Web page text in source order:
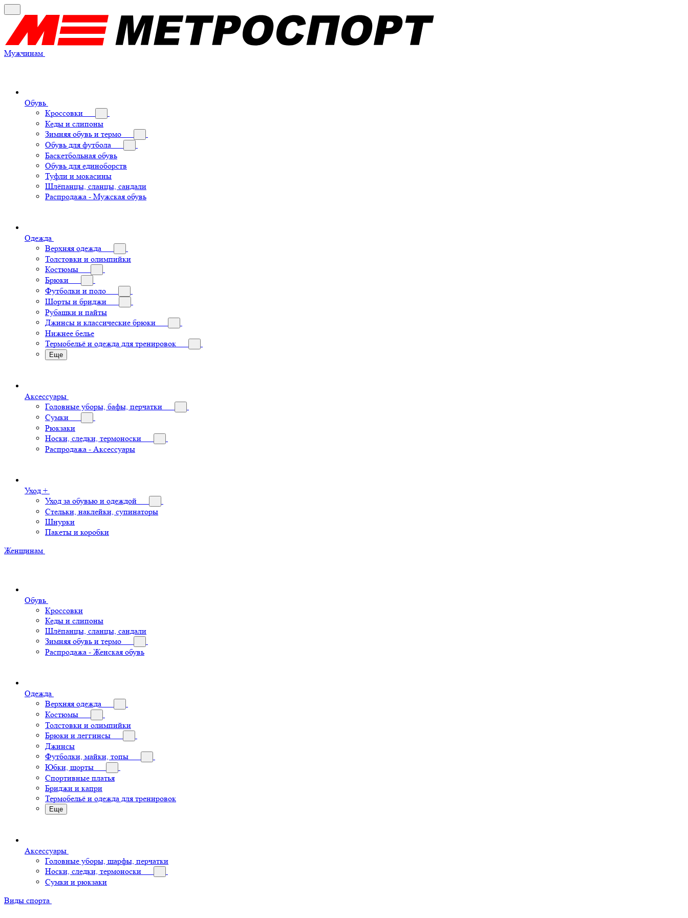
Мужчинам
Обувь
Кроссовки
Кеды и слипоны
Зимняя обувь и термо
Обувь для футбола
Баскетбольная обувь
Обувь для единоборств
Туфли и мокасины
Шлёпанцы, сланцы, сандали
Распродажа - Мужская обувь
Одежда
Верхняя одежда
Толстовки и олимпийки
Костюмы
Брюки
Футболки и поло
Шорты и бриджи
Рубашки и пайты
Джинсы и классические брюки
Нижнее белье
Термобельё и одежда для тренировок
Еще
Аксессуары
Головные уборы, бафы, перчатки
Сумки
Рюкзаки
Носки, следки, термоноски
Распродажа - Аксессуары
Уход +
Уход за обувью и одеждой
Стельки, наклейки, супинаторы
Шнурки
Пакеты и коробки
Женщинам
Обувь
Кроссовки
Кеды и слипоны
Шлёпанцы, сланцы, сандали
Зимняя обувь и термо
Распродажа - Женская обувь
Одежда
Верхняя одежда
Костюмы
Толстовки и олимпийки
Брюки и леггинсы
Джинсы
Футболки, майки, топы
Юбки, шорты
Спортивные платья
Бриджи и капри
Термобельё и одежда для тренировок
Еще
Аксессуары
Головные уборы, шарфы, перчатки
Носки, следки, термоноски
Сумки и рюкзаки
Виды спорта